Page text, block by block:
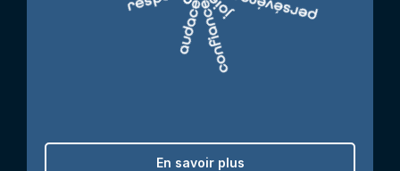
En savoir plus